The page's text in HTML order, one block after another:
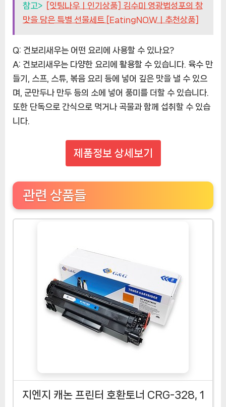
참고> [잇팅나우ㅣ인기상품] 김수미 영광법성포의 참
맛을 담은 특별 선물세트 [EatingNOWㅣ추천상품]
Q: 건보리새우는 어떤 요리에 사용할 수 있나요?
A: 건보리새우는 다양한 요리에 활용할 수 있습니다. 육수 만
들기, 스프, 스튜, 볶음 요리 등에 넣어 깊은 맛을 낼 수 있으
며, 군만두나 만두 등의 소에 넣어 풍미를 더할 수 있습니다.
또한 단독으로 간식으로 먹거나 곡물과 함께 섭취할 수 있습
니다.
제품정보 상세보기
관련 상품들
지엔지 캐논 프린터 호환토너 CRG-328, 1